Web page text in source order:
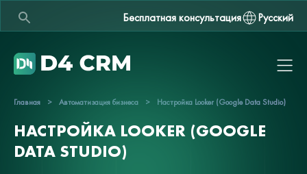
Бесплатная консультация Русский
Главная > Автоматизация бизнеса > Настройка Looker (Google Data Studio)
НАСТРОЙКА LOOKER (GOOGLE
DATA STUDIO)